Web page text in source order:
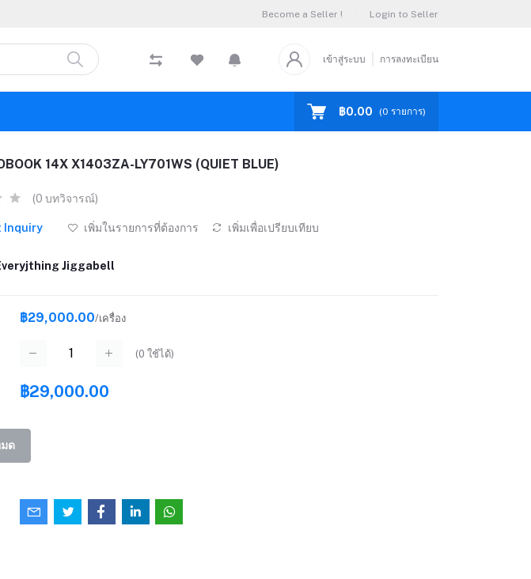
Become a Seller ! Login to Seller
เข้าสู่ระบบ การลงทะเบียน
฿0.00 (0 รายการ)
14X X1403ZA-LY701WS (QUIET BLUE)
(0 บทวิจารณ์)
Inquiry เพิ่มในรายการที่ต้องการ เพิ่มเพื่อเปรียบเทียบ
Jiggabell
฿29,000.00/เครื่อง
(0 ใช้ได้)
฿29,000.00
ด